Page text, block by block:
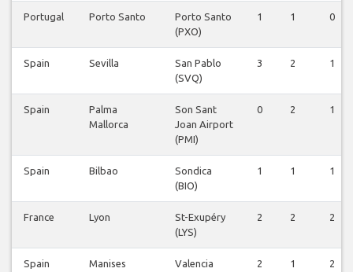
Portugal Porto Santo
Porto Santo
(PXO)
1 1 0
Spain Sevilla
San Pablo
(SVQ)
3 2 1
Spain
Palma
Mallorca
Son Sant
Joan Airport
(PMI)
0 2 1
Spain Bilbao
Sondica
(BIO)
1 1 1
France Lyon
St-Exupéry
(LYS)
2 2 2
Spain Manises
Valencia
2 1 2